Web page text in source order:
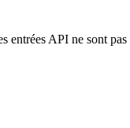
API ne sont